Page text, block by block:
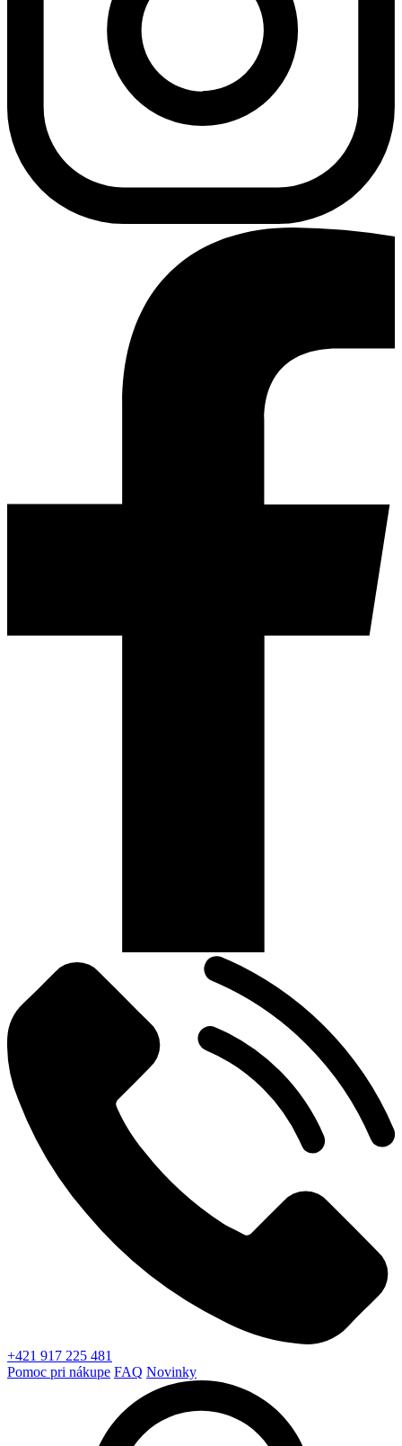
+421 917 225 481
Pomoc pri nákupe FAQ Novinky